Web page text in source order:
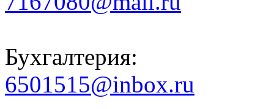
Бухгалтерия:
6501515@inbox.ru